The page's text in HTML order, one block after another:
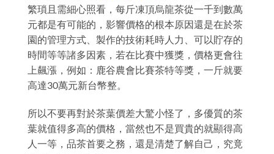
繁瑣且需細心照看，每斤凍頂烏龍茶從一千到數萬
元都是有可能的，影響價格的根本原因還是在於茶
園的管理方式、製作的技術耗時人力、可以貯存的
時間等等諸多因素，若在比賽中獲獎，價格更會往
上飆漲，例如：鹿谷農會比賽茶特等獎，一斤就要
高達30萬元新台幣整。
所以不要再對於茶葉價差大驚小怪了，多優質的茶
葉就值得多高的價格，當然也不是買貴的就顯得高
人一等，品茶首要之務，還是清楚了解自己，究竟